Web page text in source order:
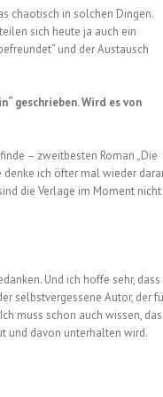
chaotisch in solchen Dingen.
sich heute ja auch ein
und der Austausch
geschrieben. Wird es von
– zweitbesten Roman „Die
denke ich öfter mal wieder
die Verlage im Moment nicht
Und ich hoffe sehr, dass
selbstvergessene Autor, der
muss schon auch wissen,
und davon unterhalten wird.